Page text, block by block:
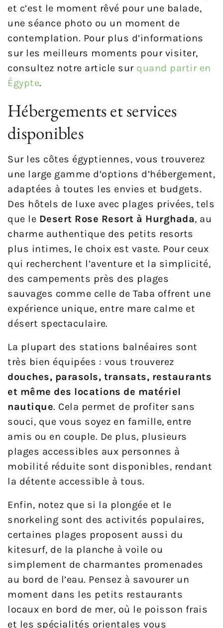
et c’est le moment rêvé pour une balade,
une séance photo ou un moment de
contemplation. Pour plus d’informations
sur les meilleurs moments pour visiter,
consultez notre article sur quand partir en
Égypte.
Hébergements et services
disponibles
Sur les côtes égyptiennes, vous trouverez
une large gamme d’options d’hébergement,
adaptées à toutes les envies et budgets.
Des hôtels de luxe avec plages privées, tels
que le Desert Rose Resort à Hurghada, au
charme authentique des petits resorts
plus intimes, le choix est vaste. Pour ceux
qui recherchent l’aventure et la simplicité,
des campements près des plages
sauvages comme celle de Taba offrent une
expérience unique, entre mare calme et
désert spectaculaire.
La plupart des stations balnéaires sont
très bien équipées : vous trouverez
douches, parasols, transats, restaurants
et même des locations de matériel
nautique. Cela permet de profiter sans
souci, que vous soyez en famille, entre
amis ou en couple. De plus, plusieurs
plages accessibles aux personnes à
mobilité réduite sont disponibles, rendant
la détente accessible à tous.
Enfin, notez que si la plongée et le
snorkeling sont des activités populaires,
certaines plages proposent aussi du
kitesurf, de la planche à voile ou
simplement de charmantes promenades
au bord de l’eau. Pensez à savourer un
moment dans les petits restaurants
locaux en bord de mer, où le poisson frais
et les spécialités orientales vous